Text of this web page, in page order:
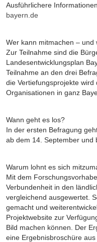
Ausführlichere
bayern.de
Wer kann mitmachen – und
Zur Teilnahme sind die
Landesentwicklungsplan
Teilnahme an den drei
die Vertiefungsprojekte
Organisationen in ganz
Wann geht es los?
In der ersten Befragung
ab dem 14. September und
Warum lohnt es sich
Mit dem
Verbundenheit in den
vergleichend ausgewertet.
gemacht und
Projektwebsite zur
Bild machen können. Der
eine Ergebnisbroschüre